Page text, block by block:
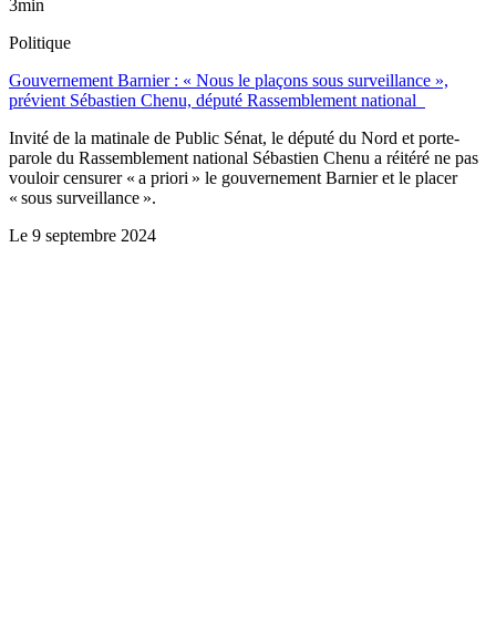
3min
Politique
Gouvernement Barnier : « Nous le plaçons sous surveillance »,
prévient Sébastien Chenu, député Rassemblement national
Invité de la matinale de Public Sénat, le député du Nord et porte-
parole du Rassemblement national Sébastien Chenu a réitéré ne pas
vouloir censurer « a priori » le gouvernement Barnier et le placer
« sous surveillance ».
Le 9 septembre 2024